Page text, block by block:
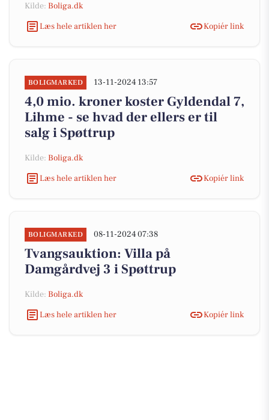
Kilde: Boliga.dk
Læs hele artiklen her
Kopiér link
BOLIGMARKED 13-11-2024 13:57
4,0 mio. kroner koster Gyldendal 7,
Lihme - se hvad der ellers er til
salg i Spøttrup
Kilde: Boliga.dk
Læs hele artiklen her
Kopiér link
BOLIGMARKED 08-11-2024 07:38
Tvangsauktion: Villa på
Damgårdvej 3 i Spøttrup
Kilde: Boliga.dk
Læs hele artiklen her
Kopiér link